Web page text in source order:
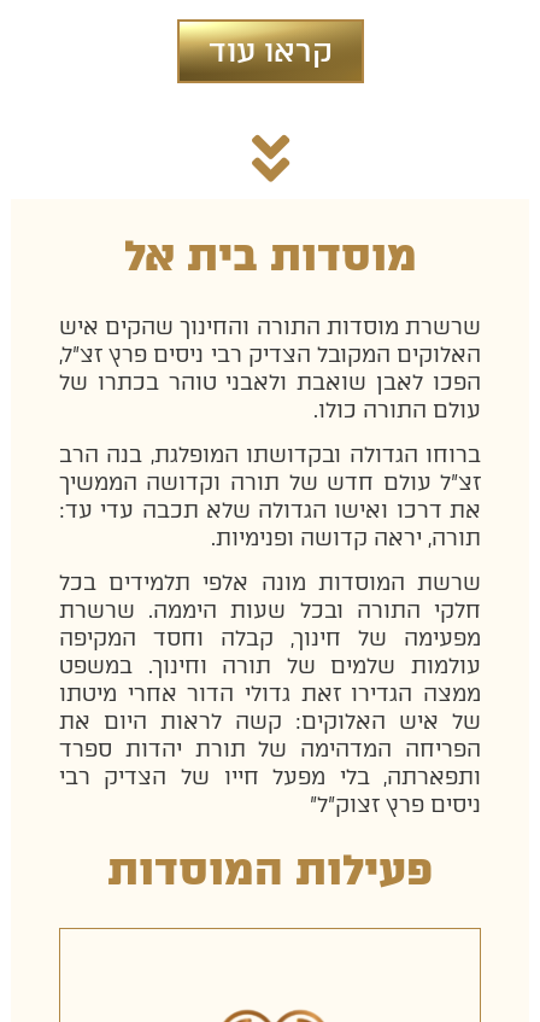
קראו עוד
מוסדות בית אל
שרשרת מוסדות התורה והחינוך שהקים איש
האלוקים המקובל הצדיק רבי ניסים פרץ זצ"ל,
הפכו לאבן שואבת ולאבני טוהר בכתרו של
עולם התורה כולו.
ברוחו הגדולה ובקדושתו המופלגת, בנה הרב
זצ"ל עולם חדש של תורה וקדושה הממשיך
את דרכו ואישו הגדולה שלא תכבה עדי עד:
תורה, יראה קדושה ופנימיות.
שרשת המוסדות מונה אלפי תלמידים בכל
חלקי התורה ובכל שעות היממה. שרשרת
מפעימה של חינוך, קבלה וחסד המקיפה
עולמות שלמים של תורה וחינוך. במשפט
ממצה הגדירו זאת גדולי הדור אחרי מיטתו
של איש האלוקים: קשה לראות היום את
הפריחה המדהימה של תורת יהדות ספרד
ותפארתה, בלי מפעל חייו של הצדיק רבי
ניסים פרץ זצוק"ל"
פעילות המוסדות
ישבותו.